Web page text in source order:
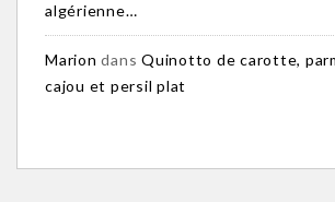
algérienne…
Marion dans Quinotto de carotte,
cajou et persil plat